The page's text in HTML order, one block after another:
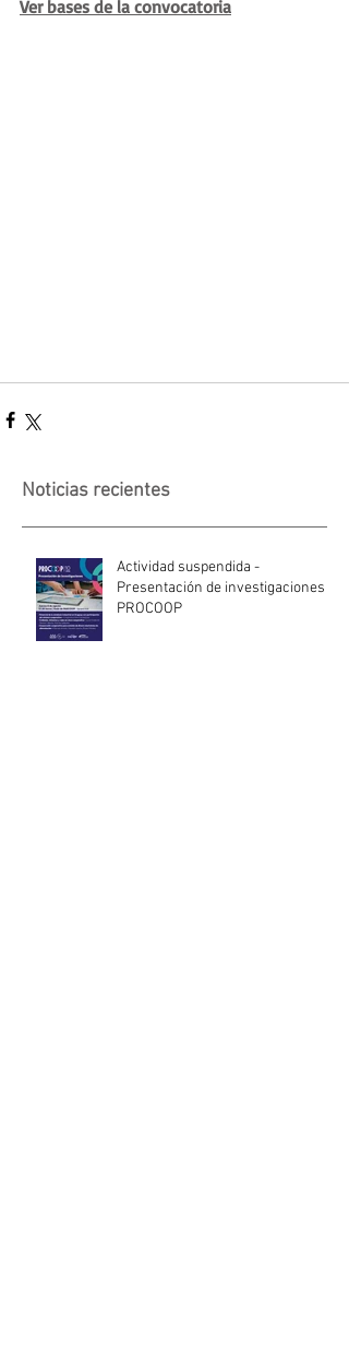
Ver bases de la convocatoria
Noticias recientes
Actividad suspendida -
Presentación de investigaciones -
PROCOOP